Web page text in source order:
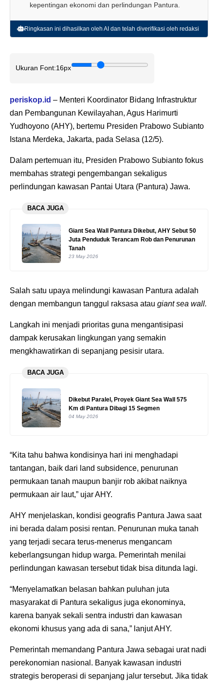
kepentingan ekonomi dan perlindungan Pantura.
Ringkasan ini dihasilkan oleh AI dan telah diverifikasi oleh redaksi
Ukuran Font:16px
periskop.id – Menteri Koordinator Bidang Infrastruktur
dan Pembangunan Kewilayahan, Agus Harimurti
Yudhoyono (AHY), bertemu Presiden Prabowo Subianto
Istana Merdeka, Jakarta, pada Selasa (12/5).
Dalam pertemuan itu, Presiden Prabowo Subianto fokus
membahas strategi pengembangan sekaligus
perlindungan kawasan Pantai Utara (Pantura) Jawa.
BACA JUGA
Giant Sea Wall Pantura Dikebut, AHY Sebut 50
Juta Penduduk Terancam Rob dan Penurunan
Tanah
23 May 2026
Salah satu upaya melindungi kawasan Pantura adalah
dengan membangun tanggul raksasa atau giant sea wall.
Langkah ini menjadi prioritas guna mengantisipasi
dampak kerusakan lingkungan yang semakin
mengkhawatirkan di sepanjang pesisir utara.
BACA JUGA
Dikebut Paralel, Proyek Giant Sea Wall 575
Km di Pantura Dibagi 15 Segmen
04 May 2026
“Kita tahu bahwa kondisinya hari ini menghadapi
tantangan, baik dari land subsidence, penurunan
permukaan tanah maupun banjir rob akibat naiknya
permukaan air laut,” ujar AHY.
AHY menjelaskan, kondisi geografis Pantura Jawa saat
ini berada dalam posisi rentan. Penurunan muka tanah
yang terjadi secara terus-menerus mengancam
keberlangsungan hidup warga. Pemerintah menilai
perlindungan kawasan tersebut tidak bisa ditunda lagi.
“Menyelamatkan belasan bahkan puluhan juta
masyarakat di Pantura sekaligus juga ekonominya,
karena banyak sekali sentra industri dan kawasan
ekonomi khusus yang ada di sana,” lanjut AHY.
Pemerintah memandang Pantura Jawa sebagai urat nadi
perekonomian nasional. Banyak kawasan industri
strategis beroperasi di sepanjang jalur tersebut. Jika tidak